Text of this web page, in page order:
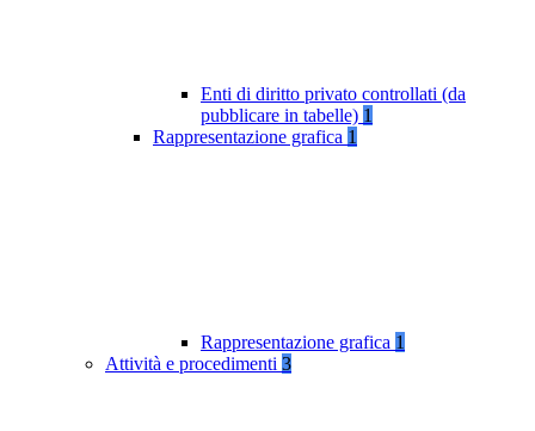
Enti di diritto privato controllati (da
pubblicare in tabelle) 1
Rappresentazione grafica 1
Rappresentazione grafica 1
Attività e procedimenti 3